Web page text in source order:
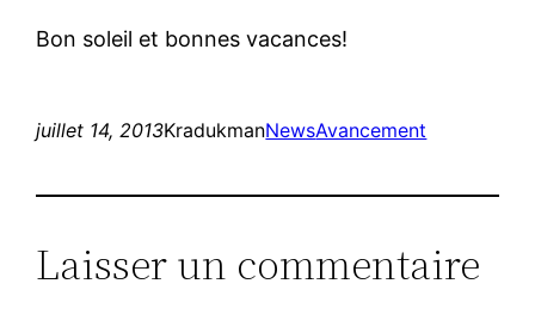
Bon soleil et bonnes vacances!
juillet 14, 2013KradukmanNewsAvancement
Laisser un commentaire